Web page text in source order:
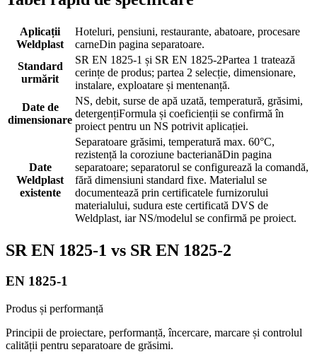
Aplicații
Weldplast
Hoteluri, pensiuni, restaurante, abatoare, procesare
carneDin pagina separatoare.
Standard
urmărit
SR EN 1825-1 și SR EN 1825-2Partea 1 tratează
cerințe de produs; partea 2 selecție, dimensionare,
instalare, exploatare și mentenanță.
Date de
dimensionare
NS, debit, surse de apă uzată, temperatură, grăsimi,
detergențiFormula și coeficienții se confirmă în
proiect pentru un NS potrivit aplicației.
Date
Weldplast
existente
Separatoare grăsimi, temperatură max. 60°C,
rezistență la coroziune bacterianăDin pagina
separatoare; separatorul se configurează la comandă,
fără dimensiuni standard fixe. Materialul se
documentează prin certificatele furnizorului
materialului, sudura este certificată DVS de
Weldplast, iar NS/modelul se confirmă pe proiect.
SR EN 1825-1 vs SR EN 1825-2
EN 1825-1
Produs și performanță
Principii de proiectare, performanță, încercare, marcare și controlul
calității pentru separatoare de grăsimi.